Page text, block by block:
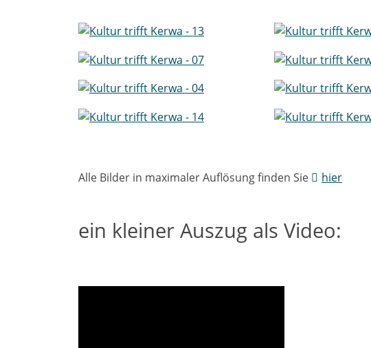
Alle Bilder in maximaler Auflösung finden Sie hier
ein kleiner Auszug als Video: